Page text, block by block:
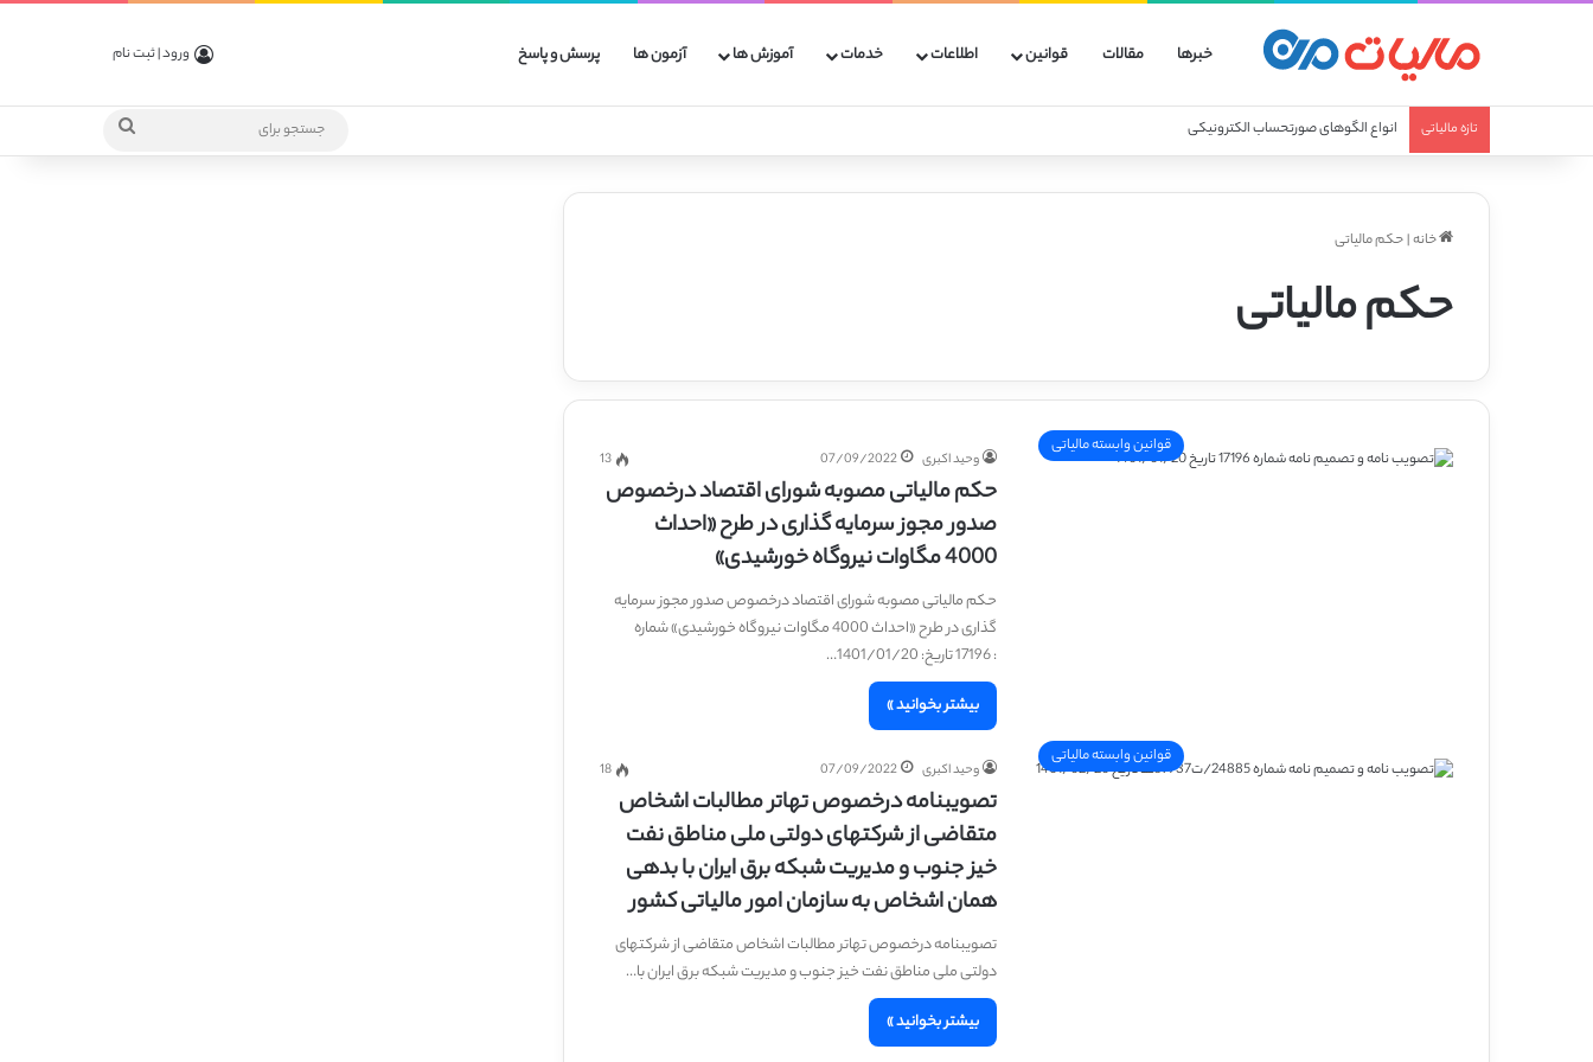
خبرها مقالات قوانین اطلاعات خدمات آموزش ها آزمون ها پرسش و پاسخ ورود | ثبت نام
تازه مالیاتی انواع الگوهای صورتحساب الکترونیکی
جستجو
خانه|حکم مالیاتی
حکم مالیاتی
قوانین وابسته مالیاتی
وحید اکبری 07/09/2022
13
حکم مالیاتی مصوبه شورای اقتصاد درخصوص
صدور مجوز سرمایه گذاری در طرح «احداث
4000 مگاوات نیروگاه خورشیدی»
حکم مالیاتی مصوبه شورای اقتصاد درخصوص صدور مجوز سرمایه
گذاری در طرح «احداث 4000 مگاوات نیروگاه خورشیدی» شماره
: 17196 تاریخ: 1401/01/20…
بیشتر بخوانید »
قوانین وابسته مالیاتی
وحید اکبری 07/09/2022
18
تصویبنامه درخصوص تهاتر مطالبات اشخاص
متقاضی از شرکتهای دولتی ملی مناطق نفت
خیز جنوب و مدیریت شبکه برق ایران با بدهی
همان اشخاص به سازمان امور مالیاتی کشور
تصویبنامه درخصوص تهاتر مطالبات اشخاص متقاضی از شرکتهای
دولتی ملی مناطق نفت خیز جنوب و مدیریت شبکه برق ایران با…
بیشتر بخوانید »